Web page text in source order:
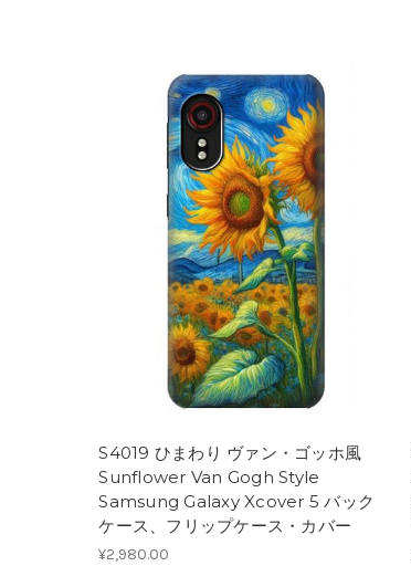
S4019 ひまわり ヴァン・ゴッホ風
Sunflower Van Gogh Style
Samsung Galaxy Xcover 5 バック
ケース、フリップケース・カバー
¥2,980.00